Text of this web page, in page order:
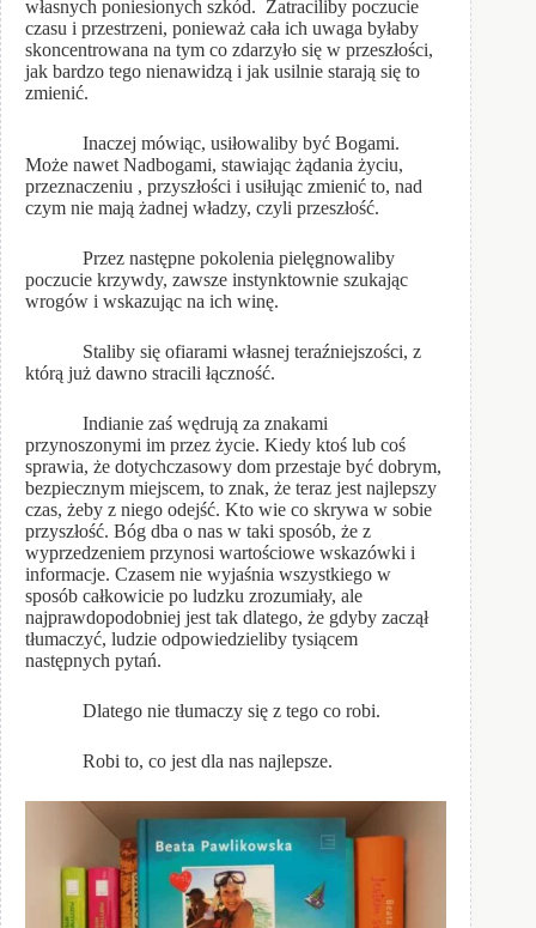
własnych poniesionych szkód. Zatraciliby poczucie
czasu i przestrzeni, ponieważ cała ich uwaga byłaby
skoncentrowana na tym co zdarzyło się w przeszłości,
jak bardzo tego nienawidzą i jak usilnie starają się to
zmienić.
Inaczej mówiąc, usiłowaliby być Bogami.
Może nawet Nadbogami, stawiając żądania życiu,
przeznaczeniu , przyszłości i usiłując zmienić to, nad
czym nie mają żadnej władzy, czyli przeszłość.
Przez następne pokolenia pielęgnowaliby
poczucie krzywdy, zawsze instynktownie szukając
wrogów i wskazując na ich winę.
Staliby się ofiarami własnej teraźniejszości, z
którą już dawno stracili łączność.
Indianie zaś wędrują za znakami
przynoszonymi im przez życie. Kiedy ktoś lub coś
sprawia, że dotychczasowy dom przestaje być dobrym,
bezpiecznym miejscem, to znak, że teraz jest najlepszy
czas, żeby z niego odejść. Kto wie co skrywa w sobie
przyszłość. Bóg dba o nas w taki sposób, że z
wyprzedzeniem przynosi wartościowe wskazówki i
informacje. Czasem nie wyjaśnia wszystkiego w
sposób całkowicie po ludzku zrozumiały, ale
najprawdopodobniej jest tak dlatego, że gdyby zaczął
tłumaczyć, ludzie odpowiedzieliby tysiącem
następnych pytań.
Dlatego nie tłumaczy się z tego co robi.
Robi to, co jest dla nas najlepsze.